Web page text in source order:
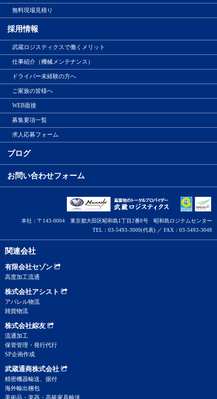
無料現場見積り
採用情報
武蔵ロジスティクスで働くメリット
仕事紹介（機械メンテナンス）
ドライバー未経験の方へ
ご家族の皆様へ
WEB面接
募集要項一覧
求人応募フォーム
ブログ
お問い合わせフォーム
本社：〒143-0004 東京都大田区昭和島1丁目2番8号 昭和島ロジテムセンター
TEL：03-5493-3000(代表) ／ FAX：03-5493-3048
関連会社
有限会社セゾン
高度加工流通
株式会社アシスト
アパレル物流
雑貨物流
株式会社綜友
流通加工
保管管理・発行代行
SP企画作成
武蔵通商株式会社
精密機器輸送、据付
海外輸出梱包